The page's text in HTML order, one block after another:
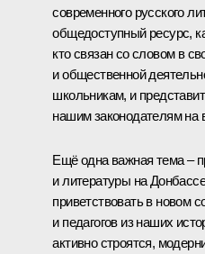
современного русского
общедоступный ресурс,
кто связан со словом в
и общественной
школьникам, и
нашим законодателям на
Ещё одна важная тема –
и литературы на
приветствовать в новом
и педагогов из наших
активно строятся,